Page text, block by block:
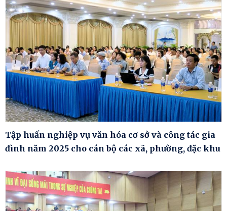
Tập huấn nghiệp vụ văn hóa cơ sở và công tác gia
đình năm 2025 cho cán bộ các xã, phường, đặc khu